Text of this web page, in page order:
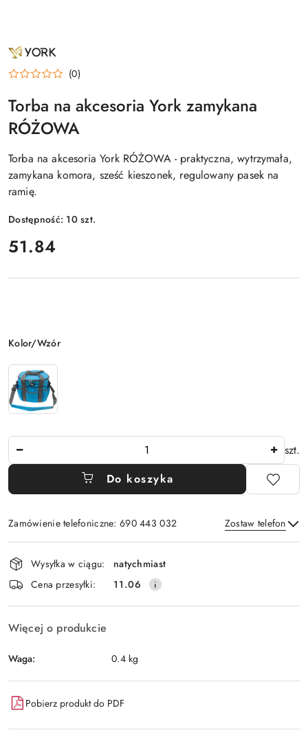
NAZWA
PRODUCENTA:
YORK (0)
Torba na akcesoria York zamykana
RÓŻOWA
Torba na akcesoria York RÓŻOWA - praktyczna, wytrzymała,
zamykana komora, sześć kieszonek, regulowany pasek na
ramię.
Dostępność: 10szt.
cena:
51.84
Wariant
Kolor/Wzór
szt.
Do koszyka
Zamówienie telefoniczne: 690 443 032 Zostaw telefon
Wyślij
Dostępność
i
dostawa
Wysyłka w ciągu:
natychmiast
Cena przesyłki:
11.06
Więcej o produkcie
Waga: 0.4 kg
Pobierz produkt do PDF